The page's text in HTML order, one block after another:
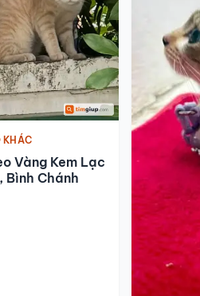
KHÁC
Vàng Kem Lạc
Bình Chánh